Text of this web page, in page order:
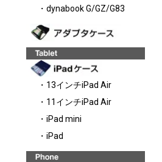
・dynabook G/GZ/G83
・13インチiPad Air
・11インチiPad Air
・iPad mini
・iPad